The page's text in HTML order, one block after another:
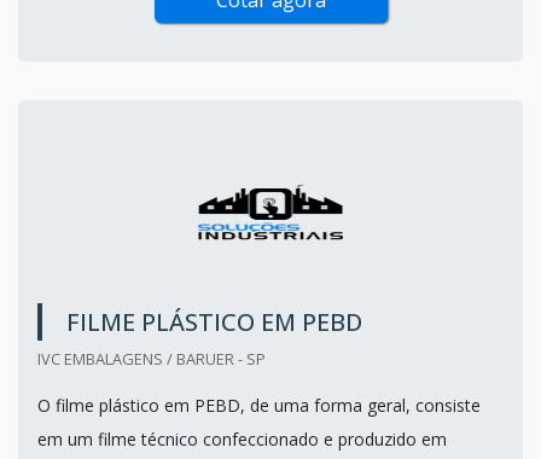
FILME PLÁSTICO EM PEBD
IVC EMBALAGENS / BARUER - SP
O filme plástico em PEBD, de uma forma geral, consiste
em um filme técnico confeccionado e produzido em